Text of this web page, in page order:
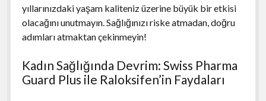
yıllarınızdaki yaşam kaliteniz üzerine büyük bir etkisi
olacağını unutmayın. Sağlığınızı riske atmadan, doğru
adımları atmaktan çekinmeyin!
Kadın Sağlığında Devrim: Swiss Pharma
Guard Plus ile Raloksifen’in Faydaları